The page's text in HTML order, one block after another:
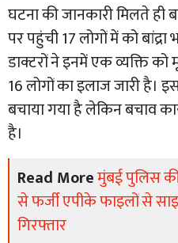
घटना की जानकारी मिलते ही
पर पहुंची 17 लोगों में को
डाक्टरों ने इनमें एक व्यक्ति
16 लोगों का इलाज जारी है।
बचाया गया है लेकिन बचाव
है।
Read Moreमुंबई पुलिस की
से फर्जी एपीके फाइलों से
गिरफ्तार